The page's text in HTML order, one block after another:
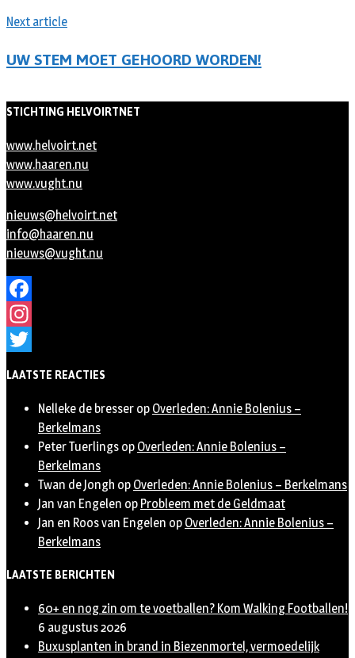
Next article
UW STEM MOET GEHOORD WORDEN!
STICHTING HELVOIRTNET
www.helvoirt.net
www.haaren.nu
www.vught.nu
nieuws@helvoirt.net
info@haaren.nu
nieuws@vught.nu
Facebook
Instagram
LAATSTE REACTIES
Nelleke de bresser op Overleden: Annie Bolenius –
Berkelmans
Peter Tuerlings op Overleden: Annie Bolenius –
Berkelmans
Twan de Jongh op Overleden: Annie Bolenius – Berkelmans
Jan van Engelen op Probleem met de Geldmaat
Jan en Roos van Engelen op Overleden: Annie Bolenius –
Berkelmans
LAATSTE BERICHTEN
60+ en nog zin om te voetballen? Kom Walking Footballen!
6 augustus 2026
Buxusplanten in brand in Biezenmortel, vermoedelijk